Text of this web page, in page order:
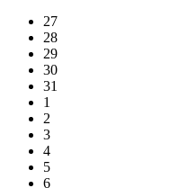
27
28
29
30
31
1
2
3
4
5
6